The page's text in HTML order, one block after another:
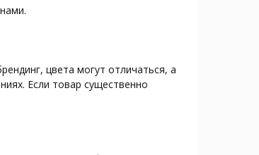
цвета могут отличаться, а
Если товар существенно